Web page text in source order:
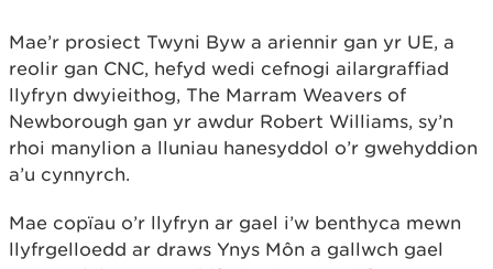
Mae’r prosiect Twyni Byw a ariennir gan yr UE, a
reolir gan CNC, hefyd wedi cefnogi ailargraffiad
llyfryn dwyieithog, The Marram Weavers of
Newborough gan yr awdur Robert Williams, sy’n
rhoi manylion a lluniau hanesyddol o’r gwehyddion
a’u cynnyrch.
Mae copïau o’r llyfryn ar gael i’w benthyca mewn
llyfrgelloedd ar draws Ynys Môn a gallwch gael